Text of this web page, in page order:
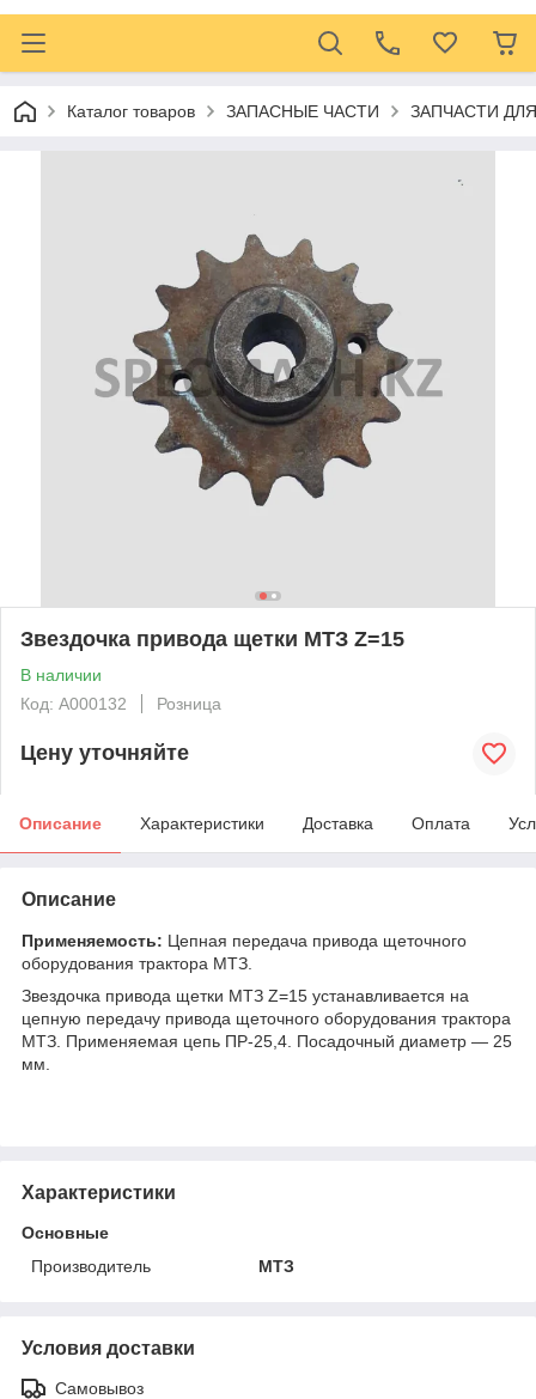
Каталог товаров ЗАПАСНЫЕ ЧАСТИ ЗАПЧАСТИ
Звездочка привода щетки МТЗ Z=15
В наличии
Код: А000132
Розница
Цену уточняйте
Описание Характеристики Доставка Оплата
Описание
Применяемость: Цепная передача привода щеточного
оборудования трактора МТЗ.
Звездочка привода щетки МТЗ Z=15 устанавливается на
цепную передачу привода щеточного оборудования трактора
МТЗ. Применяемая цепь ПР-25,4. Посадочный диаметр — 25
мм.
Характеристики
Основные
Производитель
МТЗ
Условия доставки
Самовывоз